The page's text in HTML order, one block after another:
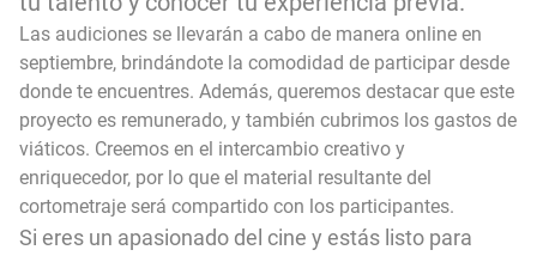
Las audiciones se llevarán a cabo de manera online en
septiembre, brindándote la comodidad de participar desde
donde te encuentres. Además, queremos destacar que este
proyecto es remunerado, y también cubrimos los gastos de
viáticos. Creemos en el intercambio creativo y
enriquecedor, por lo que el material resultante del
cortometraje será compartido con los participantes.
Si eres un apasionado del cine y estás listo para